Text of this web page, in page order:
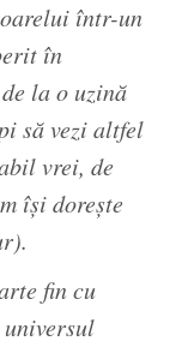
într-un
în
la o uzină
să vezi altfel
vrei, de
îşi doreşte
fin cu
universul